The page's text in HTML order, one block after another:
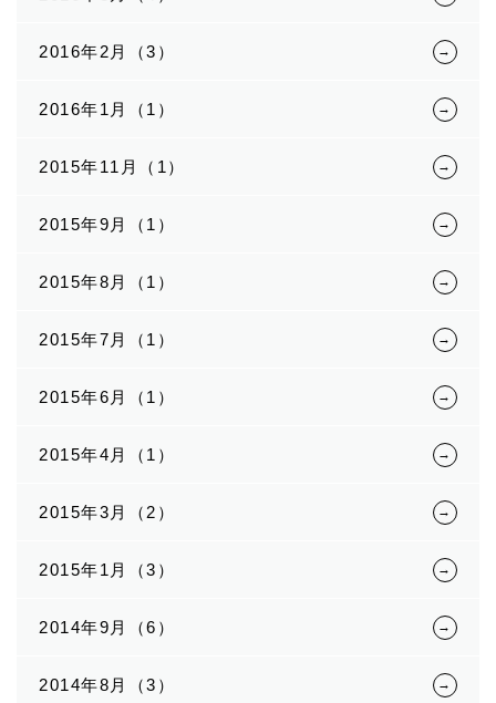
2016年2月（3）
2016年1月（1）
2015年11月（1）
2015年9月（1）
2015年8月（1）
2015年7月（1）
2015年6月（1）
2015年4月（1）
2015年3月（2）
2015年1月（3）
2014年9月（6）
2014年8月（3）